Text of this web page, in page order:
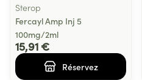
Sterop
Fercayl Amp Inj 5
100mg/2ml
15,91 €
Réservez